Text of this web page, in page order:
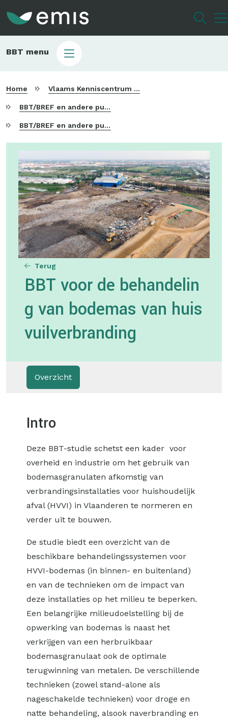
Main
BBT menu
Home Vlaams Kenniscentrum voor Beste Beschikbare Technieken
BBT/BREF en andere publicaties
BBT/BREF en andere publicaties
Terug
BBT voor de behandelin
g van bodemas van huis
vuilverbranding
Overzicht
Intro
Deze BBT-studie schetst een kader voor
overheid en industrie om het gebruik van
bodemasgranulaten afkomstig van
verbrandingsinstallaties voor huishoudelijk
afval (HVVI) in Vlaanderen te normeren en
verder uit te bouwen.
De studie biedt een overzicht van de
beschikbare behandelingssystemen voor
HVVI-bodemas (in binnen- en buitenland)
en van de technieken om de impact van
deze installaties op het milieu te beperken.
Een belangrijke milieudoelstelling bij de
opwerking van bodemas is naast het
verkrijgen van een herbruikbaar
bodemasgranulaat ook de optimale
terugwinning van metalen. De verschillende
technieken (zowel stand-alone als
nageschakelde technieken) voor droge en
natte behandeling, alsook naverbranding en